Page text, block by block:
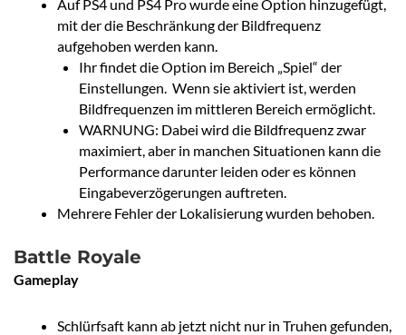
Auf PS4 und PS4 Pro wurde eine Option hinzugefügt,
mit der die Beschränkung der Bildfrequenz
aufgehoben werden kann.
Ihr findet die Option im Bereich „Spiel“ der
Einstellungen. Wenn sie aktiviert ist, werden
Bildfrequenzen im mittleren Bereich ermöglicht.
WARNUNG: Dabei wird die Bildfrequenz zwar
maximiert, aber in manchen Situationen kann die
Performance darunter leiden oder es können
Eingabeverzögerungen auftreten.
Mehrere Fehler der Lokalisierung wurden behoben.
Battle Royale
Gameplay
Schlürfsaft kann ab jetzt nicht nur in Truhen gefunden,